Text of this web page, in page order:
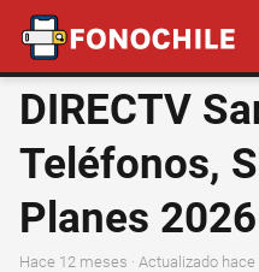
DIRECTV
Teléfonos,
Planes 2026
hace 12 meses · Actualizado